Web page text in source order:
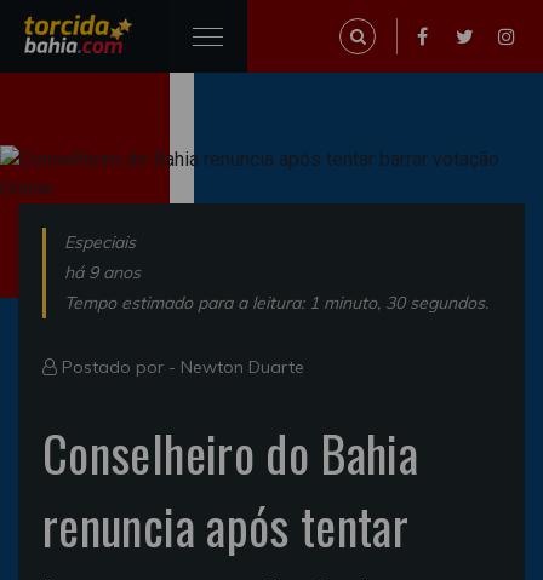
Especiais
há 9 anos
Tempo estimado para a leitura: 1 minuto, 30 segundos.
Postado por - Newton Duarte
Conselheiro do Bahia
renuncia após tentar